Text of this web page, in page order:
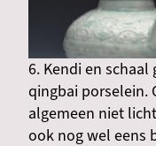
6. Kendi en
qingbai porselein.
algemeen niet
ook nog wel eens